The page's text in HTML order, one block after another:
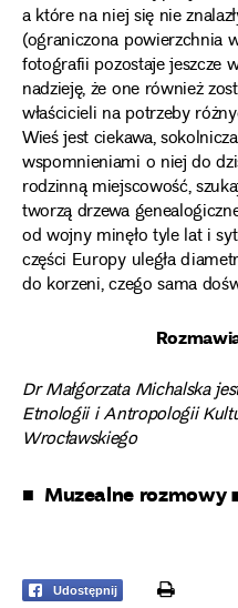
a które na niej się nie
(ograniczona powierzchnia
fotografii pozostaje jeszcze
nadzieję, że one również
właścicieli na potrzeby
Wieś jest ciekawa,
wspomnieniami o niej do
rodzinną miejscowość,
tworzą drzewa
od wojny minęło tyle lat i
części Europy uległa
do korzeni, czego sama
Dr Małgorzata Michalska
Etnologii i Antropologii
Wrocławskiego
■ Muzealne
Udostępnij print